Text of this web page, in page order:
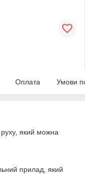
Оплата Умови
руху, який можна
прилад, який